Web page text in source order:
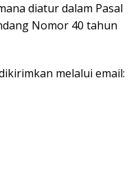
diatur dalam Pasal
Nomor 40 tahun
melalui email: